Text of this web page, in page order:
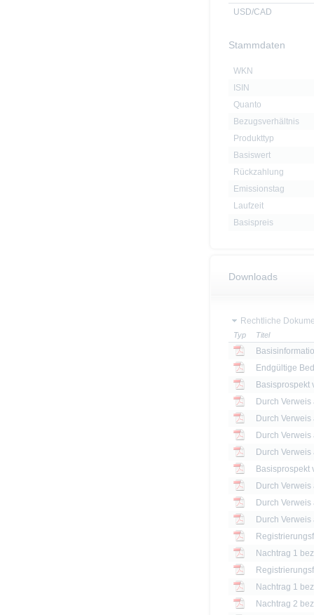
USD/CAD
Stammdaten
WKN
ISIN
Quanto
Bezugsverhältnis
Produkttyp
Basiswert
Rückzahlung
Emissionstag
Laufzeit
Basispreis
Downloads
Rechtliche
Typ Titel
Endgültige
Basisprospekt
Basisprospekt
Nachtrag 1
Nachtrag 1
Nachtrag 2